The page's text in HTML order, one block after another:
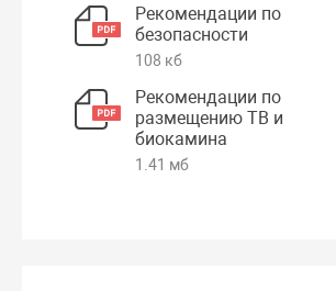
Рекомендации по
безопасности
108 кб
Рекомендации по
размещению ТВ и
биокамина
1.41 мб